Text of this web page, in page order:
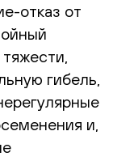
отказ от
гибель,
и,